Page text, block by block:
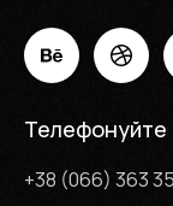
Телефонуйте
+38 (066) 363